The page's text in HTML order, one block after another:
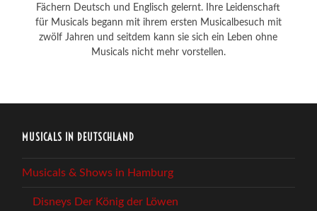
Fächern Deutsch und Englisch gelernt. Ihre Leidenschaft
für Musicals begann mit ihrem ersten Musicalbesuch mit
zwölf Jahren und seitdem kann sie sich ein Leben ohne
Musicals nicht mehr vorstellen.
MUSICALS IN DEUTSCHLAND
Musicals & Shows in Hamburg
Disneys Der König der Löwen